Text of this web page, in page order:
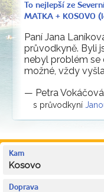
To nejlepší ze
MATKA + KOSOVO
Paní Jana
průvodkyně. Byli
nebyl problém
možné, vždy
— Petra Vokáčová
s průvodkyní
Kam
Kosovo
Doprava